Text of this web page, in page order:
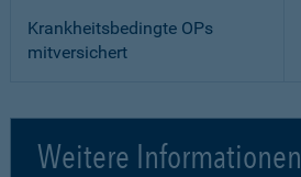
Krankheitsbedingte OPs
mitversichert
Weitere Informationen